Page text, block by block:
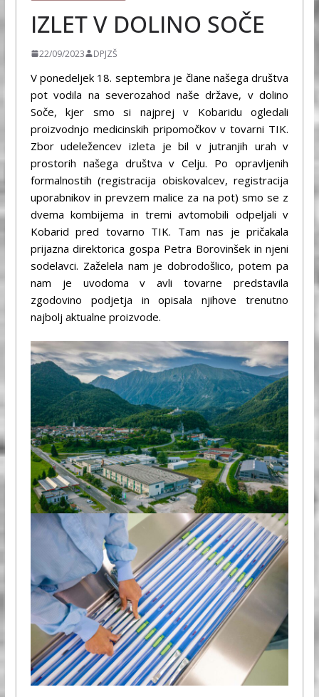
IZLET V DOLINO SOČE
22/09/2023 DPJZŠ
V ponedeljek 18. septembra je člane našega društva
pot vodila na severozahod naše države, v dolino
Soče, kjer smo si najprej v Kobaridu ogledali
proizvodnjo medicinskih pripomočkov v tovarni TIK.
Zbor udeležencev izleta je bil v jutranjih urah v
prostorih našega društva v Celju. Po opravljenih
formalnostih (registracija obiskovalcev, registracija
uporabnikov in prevzem malice za na pot) smo se z
dvema kombijema in tremi avtomobili odpeljali v
Kobarid pred tovarno TIK. Tam nas je pričakala
prijazna direktorica gospa Petra Borovinšek in njeni
sodelavci. Zaželela nam je dobrodošlico, potem pa
nam je uvodoma v avli tovarne predstavila
zgodovino podjetja in opisala njihove trenutno
najbolj aktualne proizvode.